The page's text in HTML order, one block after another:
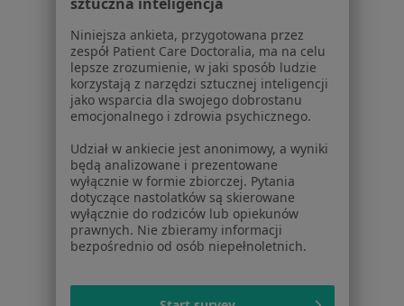
Kontakt
Dla pacjentów
Lekarze
Placówki medyczne
Pytania i odpowiedzi
Usługi i zabiegi
Choroby
Pomoc
Aplikacje mobilne
Blog dla pacjentów
Niniejsza ankieta, przygotowana przez
zespół Patient Care Doctoralia, ma na celu
lepsze zrozumienie, w jaki sposób ludzie
korzystają z narzędzi sztucznej inteligencji
jako wsparcia dla swojego dobrostanu
emocjonalnego i zdrowia psychicznego.
Udział w ankiecie jest anonimowy, a wyniki
będą analizowane i prezentowane
wyłącznie w formie zbiorczej. Pytania
dotyczące nastolatków są skierowane
wyłącznie do rodziców lub opiekunów
prawnych. Nie zbieramy informacji
bezpośrednio od osób niepełnoletnich.